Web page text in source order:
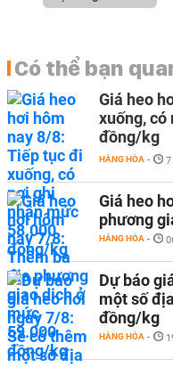
Có thể bạn
Giá heo
xuống, có
đồng/kg
HÀNG HÓA -
Giá heo
phương
HÀNG HÓA -
Dự báo
một số
đồng/kg
HÀNG HÓA -